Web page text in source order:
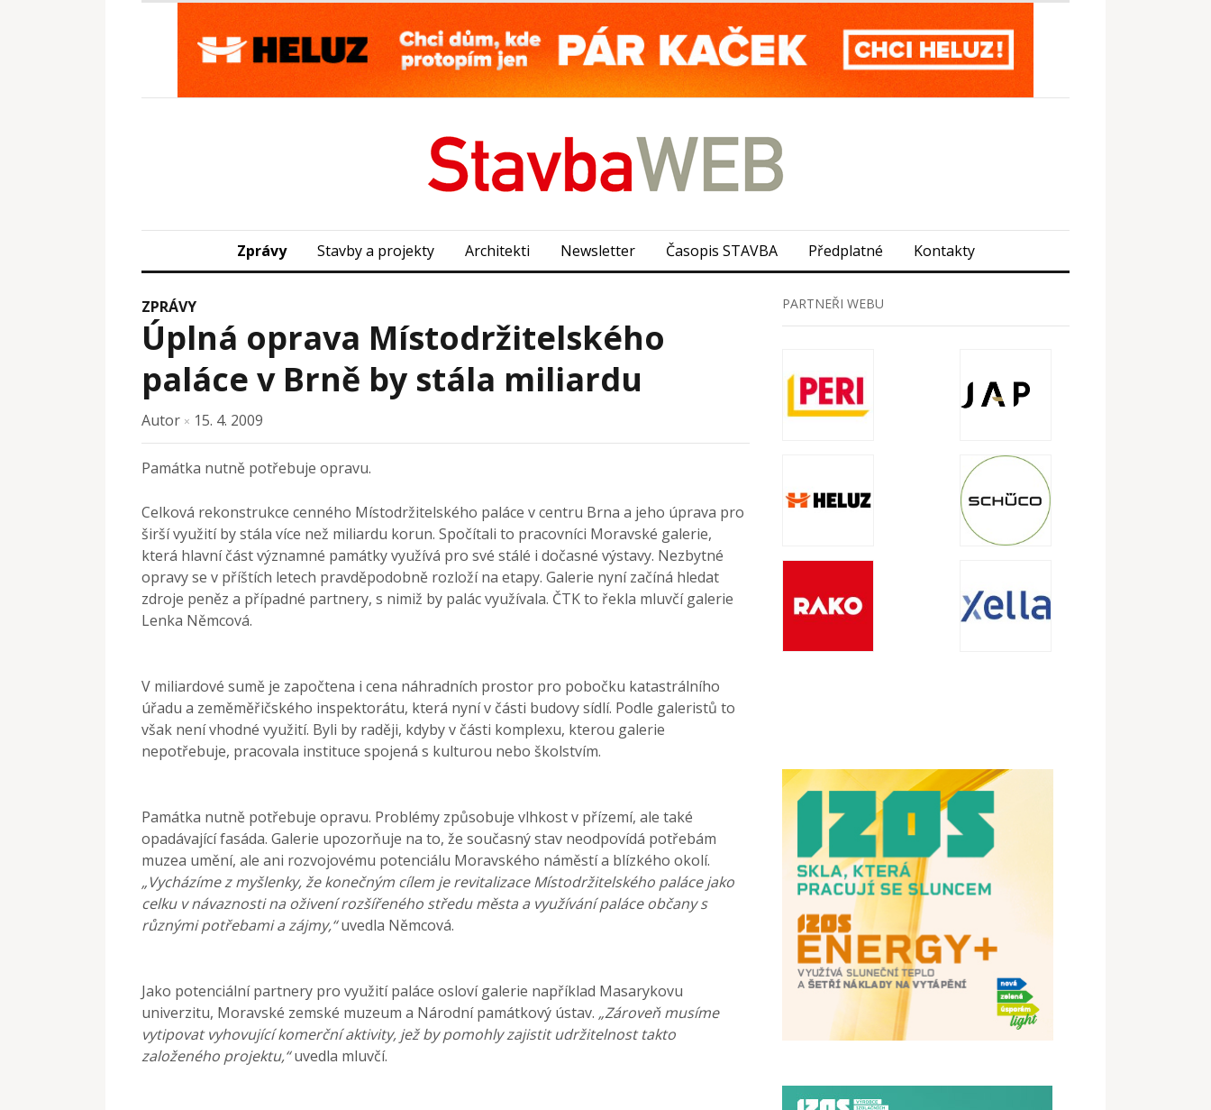
Zprávy Stavby a projekty Architekti Newsletter Časopis STAVBA Předplatné Kontakty
ZPRÁVY
Úplná oprava Místodržitelského
paláce v Brně by stála miliardu
Autor × 15. 4. 2009
Památka nutně potřebuje opravu.
Celková rekonstrukce cenného Místodržitelského paláce v centru Brna a jeho úprava pro
širší využití by stála více než miliardu korun. Spočítali to pracovníci Moravské galerie,
která hlavní část významné památky využívá pro své stálé i dočasné výstavy. Nezbytné
opravy se v příštích letech pravděpodobně rozloží na etapy. Galerie nyní začíná hledat
zdroje peněz a případné partnery, s nimiž by palác využívala. ČTK to řekla mluvčí galerie
Lenka Němcová.
V miliardové sumě je započtena i cena náhradních prostor pro pobočku katastrálního
úřadu a zeměměřičského inspektorátu, která nyní v části budovy sídlí. Podle galeristů to
však není vhodné využití. Byli by raději, kdyby v části komplexu, kterou galerie
nepotřebuje, pracovala instituce spojená s kulturou nebo školstvím.
Památka nutně potřebuje opravu. Problémy způsobuje vlhkost v přízemí, ale také
opadávající fasáda. Galerie upozorňuje na to, že současný stav neodpovídá potřebám
muzea umění, ale ani rozvojovému potenciálu Moravského náměstí a blízkého okolí.
„Vycházíme z myšlenky, že konečným cílem je revitalizace Místodržitelského paláce jako
celku v návaznosti na oživení rozšířeného středu města a využívání paláce občany s
různými potřebami a zájmy,“uvedla Němcová.
Jako potenciální partnery pro využití paláce osloví galerie například Masarykovu
univerzitu, Moravské zemské muzeum a Národní památkový ústav. „Zároveň musíme
vytipovat vyhovující komerční aktivity, jež by pomohly zajistit udržitelnost takto
založeného projektu,“uvedla mluvčí.
PARTNEŘI WEBU